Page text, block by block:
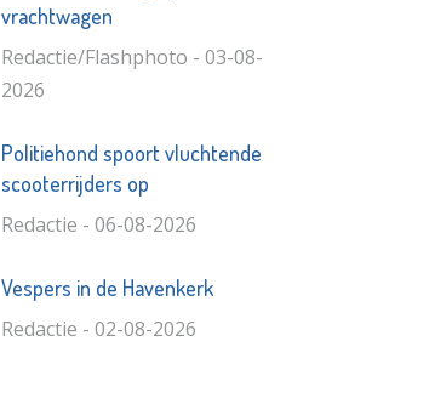
vrachtwagen
Redactie/Flashphoto - 03-08-
2026
Politiehond spoort vluchtende
scooterrijders op
Redactie - 06-08-2026
Vespers in de Havenkerk
Redactie - 02-08-2026